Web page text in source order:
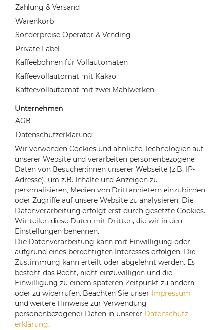
Zahlung & Versand
Warenkorb
Sonderpreise Operator & Vending
Private Label
Kaffeebohnen für Vollautomaten
Kaffeevollautomat mit Kakao
Kaffeevollautomat mit zwei Mahlwerken
Unternehmen
AGB
Datenschutzerklärung
Widerrufsrecht
Impressum
Kontakt
Über uns
Mein Konto
Login
Registrieren
Versandpartner
Wir verwenden Cookies und ähnliche Technologien auf
unserer Website und verarbeiten personenbezogene
Daten von Besucher:innen unserer Webseite (z.B. IP-
Adresse), um z.B. Inhalte und Anzeigen zu
personalisieren, Medien von Drittanbietern einzubinden
oder Zugriffe auf unsere Website zu analysieren. Die
Datenverarbeitung erfolgt erst durch gesetzte Cookies.
Wir teilen diese Daten mit Dritten, die wir in den
Einstellungen benennen.
Die Datenverarbeitung kann mit Einwilligung oder
aufgrund eines berechtigten Interesses erfolgen. Die
Zustimmung kann erteilt oder abgelehnt werden. Es
besteht das Recht, nicht einzuwilligen und die
Einwilligung zu einem späteren Zeitpunkt zu ändern
oder zu widerrufen. Beachten Sie unser Impressum
und weitere Hinweise zur Verwendung
personenbezogener Daten in unserer Daten­schutz­
erklärung.